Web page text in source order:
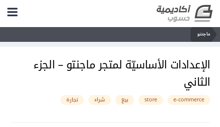
ماجنتو
الإعدادات الأساسيّة لمتجر ماجنتو – الجزء
الثاني
e-commerce
store بيع شراء تجارة